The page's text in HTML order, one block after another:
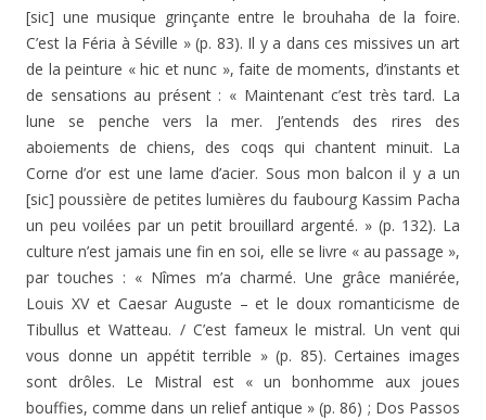
[sic] une musique grinçante entre le brouhaha de la foire.
C’est la Féria à Séville » (p. 83). Il y a dans ces missives un art
de la peinture « hic et nunc », faite de moments, d’instants et
de sensations au présent : « Maintenant c’est très tard. La
lune se penche vers la mer. J’entends des rires des
aboiements de chiens, des coqs qui chantent minuit. La
Corne d’or est une lame d’acier. Sous mon balcon il y a un
[sic] poussière de petites lumières du faubourg Kassim Pacha
un peu voilées par un petit brouillard argenté. » (p. 132). La
culture n’est jamais une fin en soi, elle se livre « au passage »,
par touches : « Nîmes m’a charmé. Une grâce maniérée,
Louis XV et Caesar Auguste – et le doux romanticisme de
Tibullus et Watteau. / C’est fameux le mistral. Un vent qui
vous donne un appétit terrible » (p. 85). Certaines images
sont drôles. Le Mistral est « un bonhomme aux joues
bouffies, comme dans un relief antique » (p. 86) ; Dos Passos